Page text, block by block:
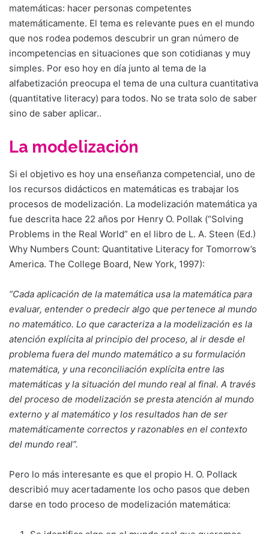
matemáticas: hacer personas competentes
matemáticamente. El tema es relevante pues en el mundo
que nos rodea podemos descubrir un gran número de
incompetencias en situaciones que son cotidianas y muy
simples. Por eso hoy en día junto al tema de la
alfabetización preocupa el tema de una cultura cuantitativa
(quantitative literacy) para todos. No se trata solo de saber
sino de saber aplicar..
La modelización
Si el objetivo es hoy una enseñanza competencial, uno de
los recursos didácticos en matemáticas es trabajar los
procesos de modelización. La modelización matemática ya
fue descrita hace 22 años por Henry O. Pollak (“Solving
Problems in the Real World” en el libro de L. A. Steen (Ed.)
Why Numbers Count: Quantitative Literacy for Tomorrow’s
America. The College Board, New York, 1997):
“Cada aplicación de la matemática usa la matemática para
evaluar, entender o predecir algo que pertenece al mundo
no matemático. Lo que caracteriza a la modelización es la
atención explícita al principio del proceso, al ir desde el
problema fuera del mundo matemático a su formulación
matemática, y una reconciliación explícita entre las
matemáticas y la situación del mundo real al final. A través
del proceso de modelización se presta atención al mundo
externo y al matemático y los resultados han de ser
matemáticamente correctos y razonables en el contexto
del mundo real”.
Pero lo más interesante es que el propio H. O. Pollack
describió muy acertadamente los ocho pasos que deben
darse en todo proceso de modelización matemática: